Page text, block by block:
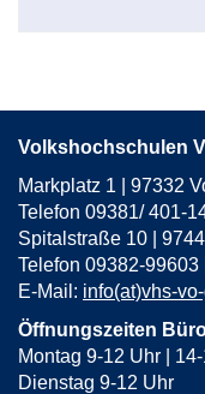
Volkshochschulen
Markplatz 1 | 97332
Telefon 09381/ 401-
Spitalstraße 10 |
Telefon 09382-
E-Mail: info(at)vhs-
Öffnungszeiten
Montag 9-12 Uhr |
Dienstag 9-12 Uhr